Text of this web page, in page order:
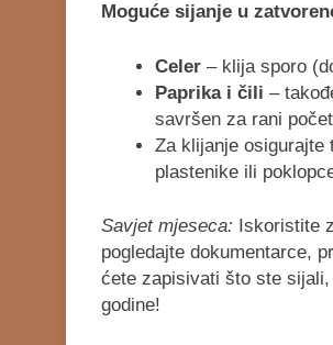
Moguće sijanje u
Celer– klija sporo
Paprika i čili –
savršen za rani
Za klijanje osigurajte
plastenike ili
Savjet mjeseca: Iskoristite
pogledajte dokumentarce,
ćete zapisivati što ste
godine!